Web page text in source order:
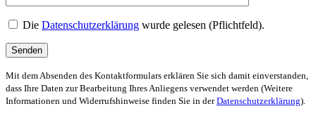
Die Datenschutzerklärung wurde gelesen (Pflichtfeld).
Mit dem Absenden des Kontaktformulars erklären Sie sich damit einverstanden,
dass Ihre Daten zur Bearbeitung Ihres Anliegens verwendet werden (Weitere
Informationen und Widerrufshinweise finden Sie in derDatenschutzerklärung).